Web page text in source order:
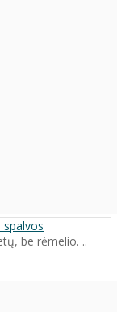
spalvos
be rėmelio. ..